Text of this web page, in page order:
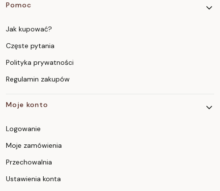
Pomoc
Jak kupować?
Częste pytania
Polityka prywatności
Regulamin zakupów
Moje konto
Logowanie
Moje zamówienia
Przechowalnia
Ustawienia konta